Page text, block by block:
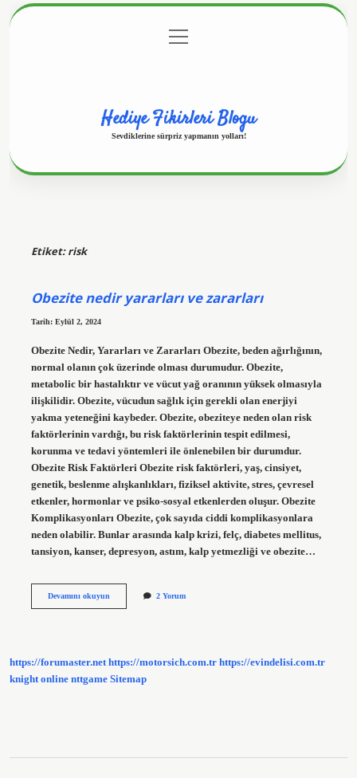
Gizlilik Politikası
menüyü
aç
Hediye Fikirleri Blogu
Sevdiklerine sürpriz yapmanın yolları!
Etiket:risk
Obezite nedir yararları ve zararları
Tarih: Eylül 2, 2024
Obezite Nedir, Yararları ve Zararları Obezite, beden ağırlığının,
normal olanın çok üzerinde olması durumudur. Obezite,
metabolic bir hastalıktır ve vücut yağ oranının yüksek olmasıyla
ilişkilidir. Obezite, vücudun sağlık için gerekli olan enerjiyi
yakma yeteneğini kaybeder. Obezite, obeziteye neden olan risk
faktörlerinin vardığı, bu risk faktörlerinin tespit edilmesi,
korunma ve tedavi yöntemleri ile önlenebilen bir durumdur.
Obezite Risk Faktörleri Obezite risk faktörleri, yaş, cinsiyet,
genetik, beslenme alışkanlıkları, fiziksel aktivite, stres, çevresel
etkenler, hormonlar ve psiko-sosyal etkenlerden oluşur. Obezite
Komplikasyonları Obezite, çok sayıda ciddi komplikasyonlara
neden olabilir. Bunlar arasında kalp krizi, felç, diabetes mellitus,
tansiyon, kanser, depresyon, astım, kalp yetmezliği ve obezite…
Devamını okuyunObezite
2 Yorum
https://forumaster.net https://motorsich.com.tr https://evindelisi.com.tr
knight online nttgame Sitemap